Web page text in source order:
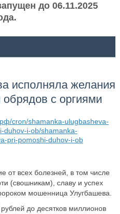
до 06.11.2025
исполняла желания
с оргиями
cron/shamanka-ulugbasheva-
duhov-i-ob/shamanka-
pri-pomoshi-duhov-i-ob
от всех болезней, в том числе
(свошникам), славу и успех
мошенница Улугбашева.
до десятков миллионов